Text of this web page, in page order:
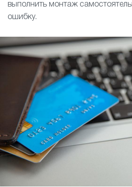
выполнить монтаж
ошибку.